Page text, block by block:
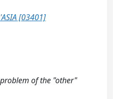
[03401]
of the "other"